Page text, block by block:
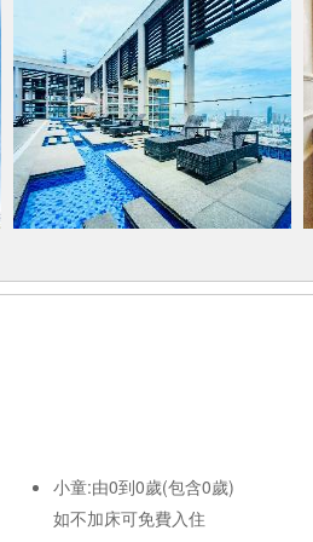
小童:由0到0歲(包含0歲)
如不加床可免費入住